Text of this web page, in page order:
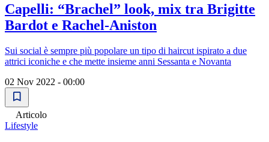
Capelli: “Brachel” look, mix tra Brigitte
Bardot e Rachel-Aniston
Sui social è sempre più popolare un tipo di haircut ispirato a due
attrici iconiche e che mette insieme anni Sessanta e Novanta
02 Nov 2022 - 00:00
Articolo
Lifestyle